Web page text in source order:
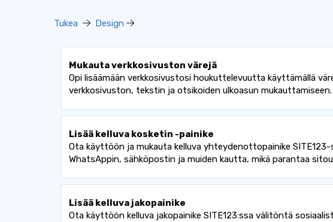
Tukea Design
Mukauta verkkosivuston värejä
Opi lisäämään verkkosivustosi houkuttelevuutta käyttämällä
verkkosivuston, tekstin ja otsikoiden ulkoasun mukauttamiseen.
Lisää kelluva kosketin -painike
Ota käyttöön ja mukauta kelluva yhteydenottopainike
WhatsAppin, sähköpostin ja muiden kautta, mikä parantaa
Lisää kelluva jakopainike
Ota käyttöön kelluva jakopainike SITE123:ssa välitöntä